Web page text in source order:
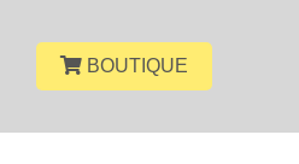
BOUTIQUE